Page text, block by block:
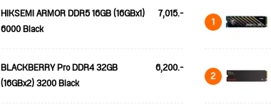
HIKSEMI ARMOR DDR5 16GB (16GBx1)
6000 Black
7,015.-
BLACKBERRY Pro DDR4 32GB
(16GBx2) 3200 Black
6,200.-
1
2